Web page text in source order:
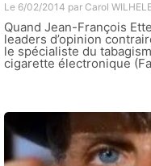
Le 6/02/2014 par Carol
Quand Jean-François
leaders d’opinion
le spécialiste du
cigarette électronique